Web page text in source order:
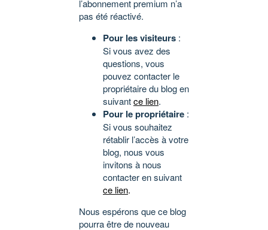
l’abonnement premium n’a
pas été réactivé.
Pour les visiteurs :
Si vous avez des
questions, vous
pouvez contacter le
propriétaire du blog en
suivantce lien.
Pour le propriétaire :
Si vous souhaitez
rétablir l’accès à votre
blog, nous vous
invitons à nous
contacter en suivant
ce lien.
Nous espérons que ce blog
pourra être de nouveau